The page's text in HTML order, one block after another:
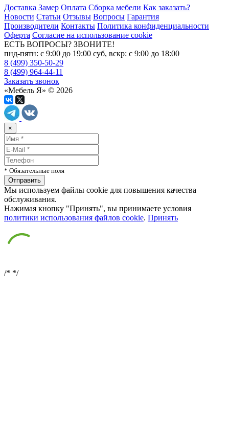
Доставка Замер Оплата Сборка мебели Как заказать?
Новости Статьи Отзывы Вопросы Гарантия
Производители Контакты Политика конфиденциальности
Оферта Согласие на использование cookie
ЕСТЬ ВОПРОСЫ? ЗВОНИТЕ!
пнд-пятн: с 9:00 до 19:00 суб, вскр: с 9:00 до 18:00
8 (499) 350-50-29
8 (499) 964-44-11
Заказать звонок
«Мебель Я» © 2026
×
* Обязательные поля
Мы используем файлы cookie для повышения качества
обслуживания.
Нажимая кнопку "Принять", вы принимаете условия
политики использования файлов cookie. Принять
/* */